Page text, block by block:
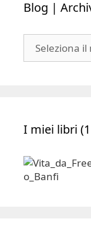
Blog |
I miei libri